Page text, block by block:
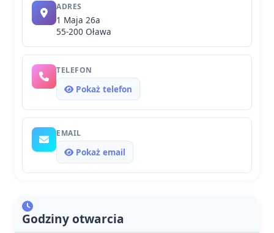
ADRES
1 Maja 26a
55-200 Oława
TELEFON
Pokaż telefon
EMAIL
Pokaż email
Godziny otwarcia